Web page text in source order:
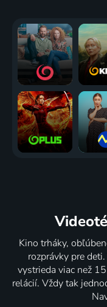
Kino trháky,
rozprávky pre
vystrieda viac než
relácií. Vždy tak